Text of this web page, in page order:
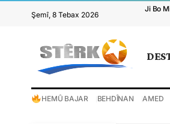
Şemî, 8 Tebax 2026
Ji Bo
HEMÛ BAJAR BEHDÎNAN AMED